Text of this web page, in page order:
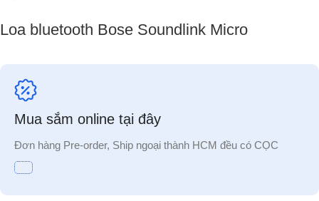
Loa bluetooth Bose Soundlink Micro
Mua sắm online tại đây
Đơn hàng Pre-order, Ship ngoại thành HCM đều có CỌC